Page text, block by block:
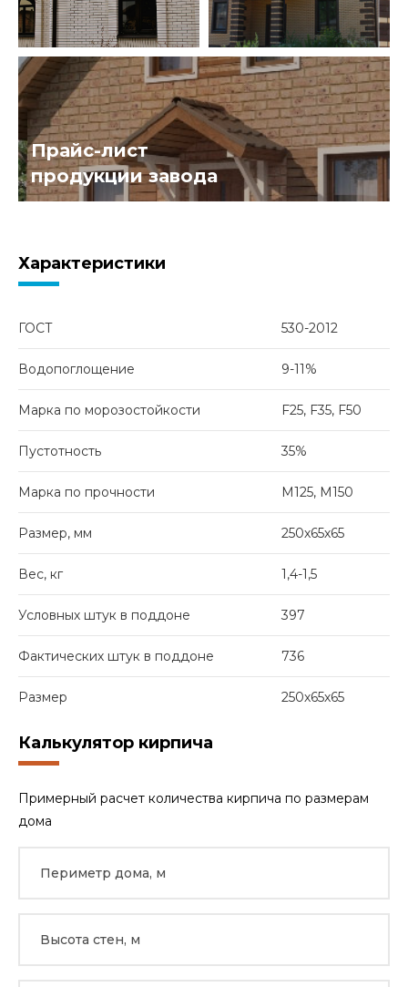
Прайс-лист
продукции завода
Характеристики
ГОСТ 530-2012
Водопоглощение 9-11%
Марка по морозостойкости F25, F35, F50
Пустотность 35%
Марка по прочности М125, М150
Размер, мм 250х65х65
Вес, кг 1,4-1,5
Условных штук в поддоне 397
Фактических штук в поддоне 736
Размер 250х65х65
Калькулятор кирпича
Примерный расчет количества кирпича по размерам
дома